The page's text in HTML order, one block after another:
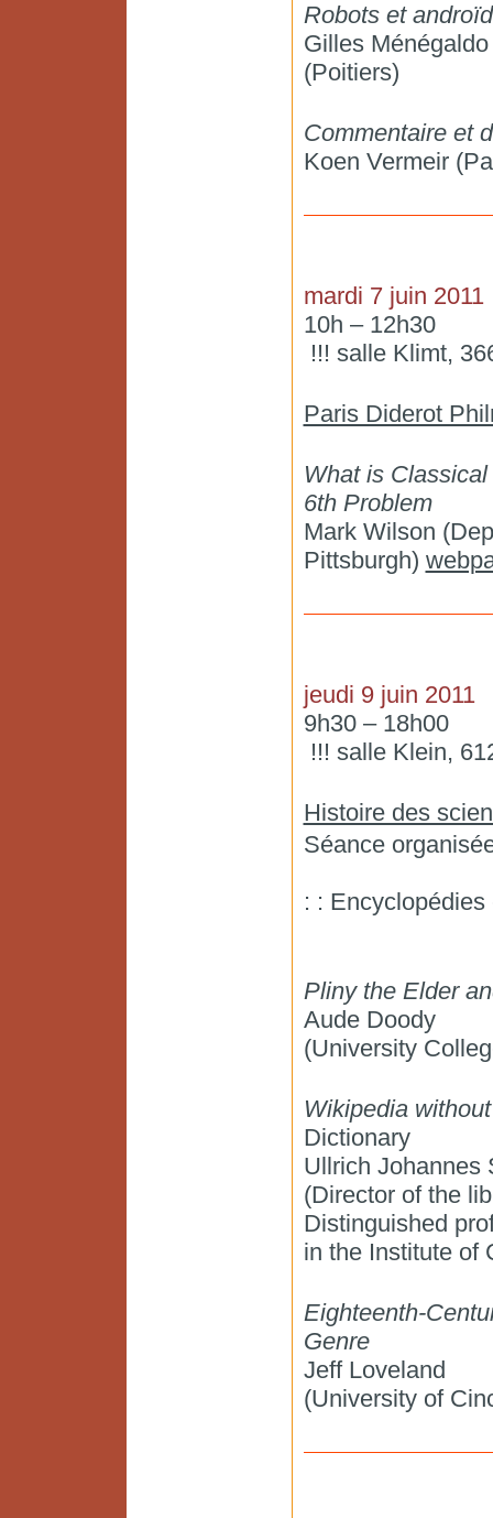
Robots et
Gilles Ménégaldo
(Poitiers)
Commentaire et
Koen Vermeir
mardi 7 juin 2011
10h – 12h30
!!! salle Klimt,
Paris Diderot
What is
6th Problem
Mark Wilson
Pittsburgh)
jeudi 9 juin 2011
9h30 – 18h00
!!! salle Klein,
Histoire des
Séance
: :
Pliny the Elder
Aude Doody
(University
Wikipedia
Dictionary
Ullrich Johannes
(Director of the
Distinguished
in the Institute of
Eighteenth-
Genre
Jeff Loveland
(University of